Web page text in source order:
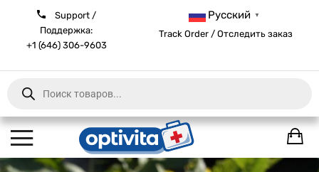
Support /
Поддержка:
+1 (646) 306-9603
Русский ▼
Track Order / Отследить заказ
Products
search